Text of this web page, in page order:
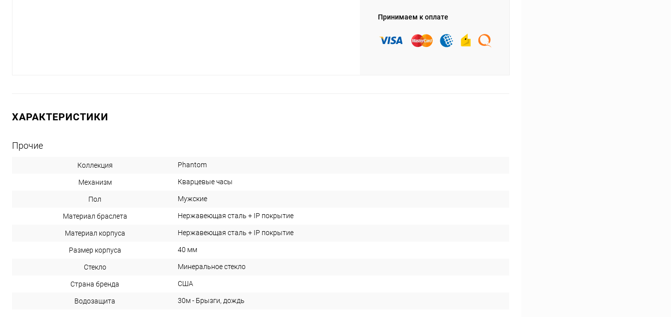
Принимаем к оплате
ХАРАКТЕРИСТИКИ
Прочие
Коллекция Phantom
Механизм Кварцевые часы
Пол Мужские
Материал браслета Нержавеющая сталь + IP покрытие
Материал корпуса Нержавеющая сталь + IP покрытие
Размер корпуса 40 мм
Стекло Минеральное стекло
Страна бренда США
Водозащита 30м - Брызги, дождь